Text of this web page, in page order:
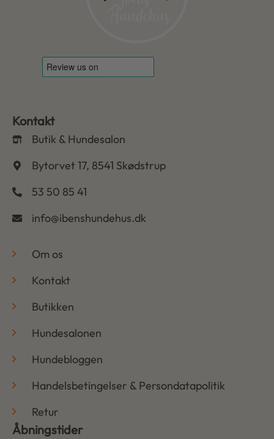
Kontakt
Butik & Hundesalon
Bytorvet 17, 8541 Skødstrup
53 50 85 41
info@ibenshundehus.dk
Om os
Kontakt
Butikken
Hundesalonen
Hundebloggen
Handelsbetingelser & Persondatapolitik
Retur
Åbningstider